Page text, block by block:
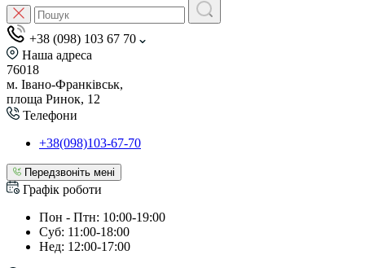
+38 (098) 103 67 70
Наша адреса
76018
м. Івано-Франківськ,
площа Ринок, 12
Телефони
+38(098)103-67-70
Передзвоніть мені
Графік роботи
Пон - Птн: 10:00-19:00
Суб: 11:00-18:00
Нед: 12:00-17:00